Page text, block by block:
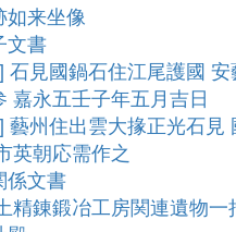
如来坐像
文書
見國鍋石住江尾護國
嘉永五壬子年五月吉日
州住出雲大掾正光石見
英朝応需作之
係文書
精錬鍛冶工房関連遺物一